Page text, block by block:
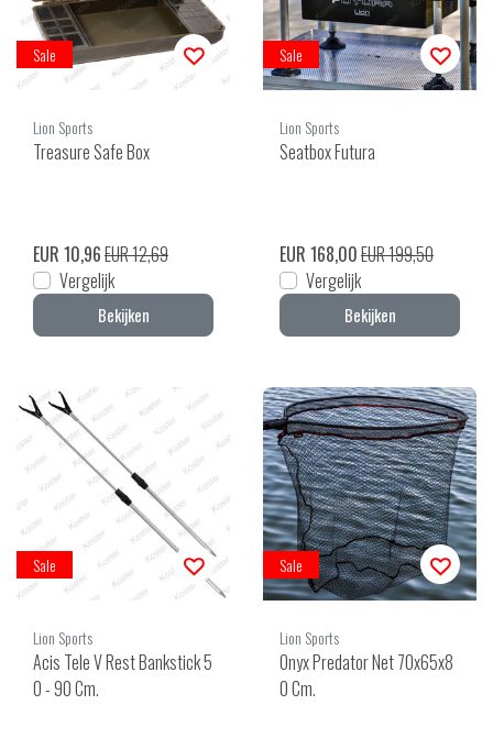
Sale
Lion Sports
Treasure Safe Box
EUR 10,96EUR 12,69
Vergelijk
Bekijken
Sale
Lion Sports
Seatbox Futura
EUR 168,00EUR 199,50
Vergelijk
Bekijken
Sale
Lion Sports
Acis Tele V Rest Bankstick 5
0 - 90 Cm.
Sale
Lion Sports
Onyx Predator Net 70x65x8
0 Cm.